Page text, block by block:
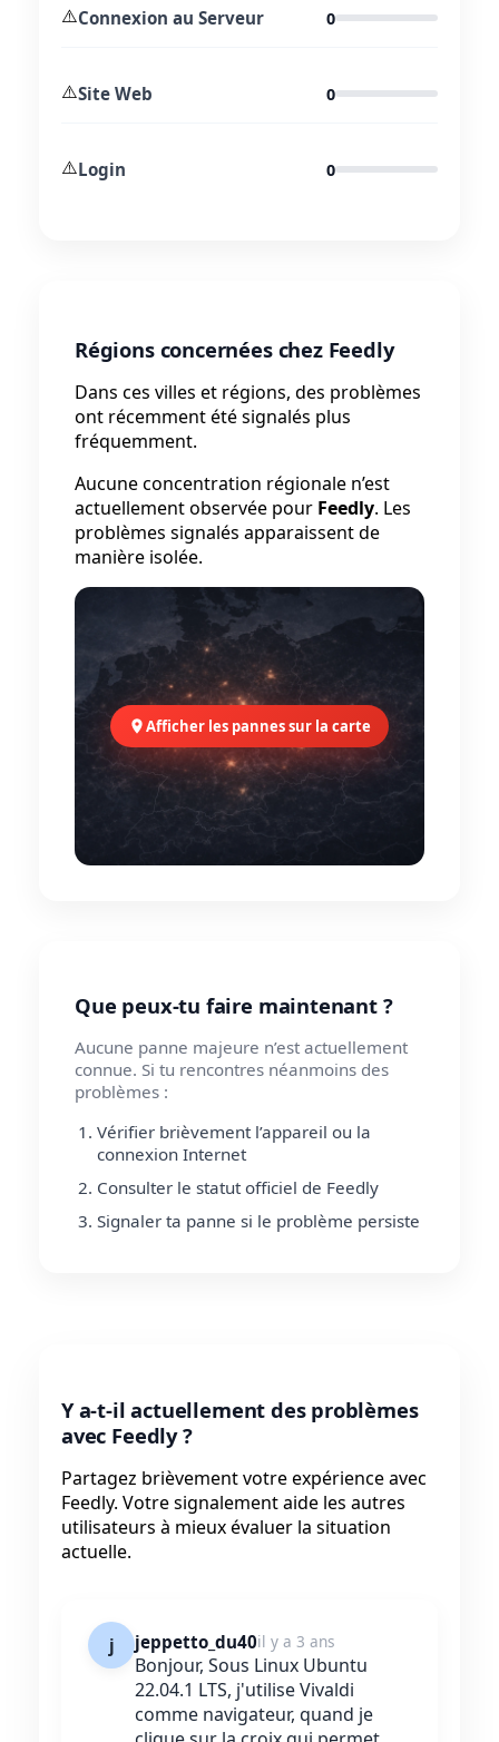
⚠️Connexion au Serveur 0
⚠️Site Web 0
⚠️Login 0
Régions concernées chez Feedly
Dans ces villes et régions, des problèmes
ont récemment été signalés plus
fréquemment.
Aucune concentration régionale n’est
actuellement observée pour Feedly. Les
problèmes signalés apparaissent de
manière isolée.
Afficher les pannes sur la carte
Que peux-tu faire maintenant ?
Aucune panne majeure n’est actuellement
connue. Si tu rencontres néanmoins des
problèmes :
Vérifier brièvement l’appareil ou la
connexion Internet
Consulter le statut officiel de Feedly
Signaler ta panne si le problème persiste
Y a-t-il actuellement des problèmes
avec Feedly ?
Partagez brièvement votre expérience avec
Feedly. Votre signalement aide les autres
utilisateurs à mieux évaluer la situation
actuelle.
j jeppetto_du40il y a 3 ans
Bonjour, Sous Linux Ubuntu
22.04.1 LTS, j'utilise Vivaldi
comme navigateur, quand je